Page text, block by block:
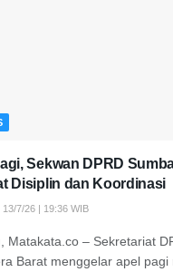
Sekwan DPRD
Disiplin dan Koordinasi
7/26 | 19:36 WIB
Matakata.co – Sekretariat
Barat menggelar apel pagi